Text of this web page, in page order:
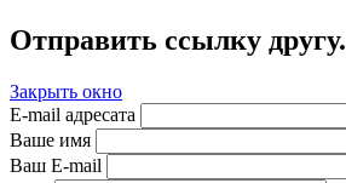
Отправить ссылку другу.
Закрыть окно
E-mail адресата
Ваше имя
Ваш E-mail